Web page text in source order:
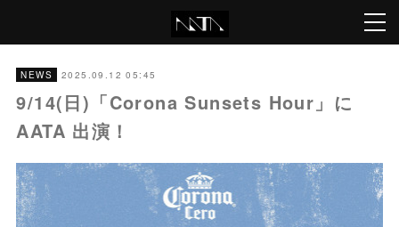
NEWS 2025.09.12 05:45
9/14(日)「Corona Sunsets Hour」に
AATA 出演！